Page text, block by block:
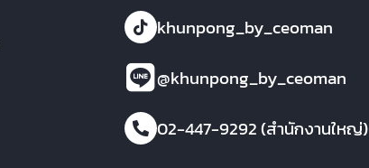
khunpong_by_ceoman
@khunpong_by_ceoman
02-447-9292 (สำนักงานใหญ่)